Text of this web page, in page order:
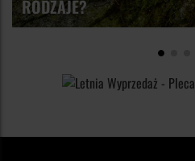
możesz spotkać warianty
sytuacji zagrożenia. W ofercie
różne warianty i konfiguracje
dopasujesz je do swoich
oraz preferowanego sposobu
RODZAJE?